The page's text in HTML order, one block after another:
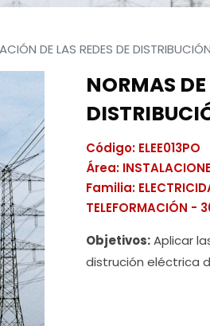
DE LAS REDES DE
NORMAS DE
Código: ELEE013PO
Área:
Familia:
TELEFORMACIÓN -
Objetivos:Aplicar
distrución eléctrica